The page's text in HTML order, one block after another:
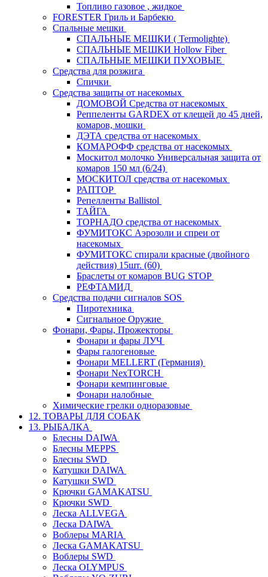
Топливо газовое , жидкое
FORESTER Гриль и Барбекю
Спальные мешки
СПАЛЬНЫЕ МЕШКИ ( Termolighte)
СПАЛЬНЫЕ МЕШКИ Hollow Fiber
СПАЛЬНЫЕ МЕШКИ ПУХОВЫЕ
Средства для розжига
Спички
Средства защиты от насекомых
ДОМОВОЙ Средства от насекомых
Реппеленты GARDEX от клещей до 45 дней,
комаров, мошки
ДЭТА средства от насекомых
КОМАРОФФ средства от насекомых
Москитол молочко Универсальная защита от
комаров 150 мл (6/24)
МОСКИТОЛ средства от насекомых
РАПТОР
Репелленты Ballistol
ТАЙГА
ТОРНАДО средства от насекомых
ФУМИТОКС Аэрозоли и спреи от
насекомых
ФУМИТОКС спирали красные (двойного
действия) 15шт. (60)
Браслеты от комаров BUG STOP
РЕФТАМИД
Средства подачи сигналов SOS
Пиротехника
Сигнальное Оружие
Фонари, Фары, Прожекторы
Фонари и фары ЛУЧ
Фары галогеновые
Фонари MELLERT (Германия)
Фонари NexTORCH
Фонари кемпинговые
Фонари налобные
Химические грелки одноразовые
12. ТОВАРЫ ДЛЯ СОБАК
13. РЫБАЛКА
Блесны DAIWA
Блесны MEPPS
Блесны SWD
Катушки DAIWA
Катушки SWD
Крючки GAMAKATSU
Крючки SWD
Леска ALLVEGA
Леска DAIWA
Воблеры MARIA
Леска GAMAKATSU
Воблеры SWD
Леска OLYMPUS